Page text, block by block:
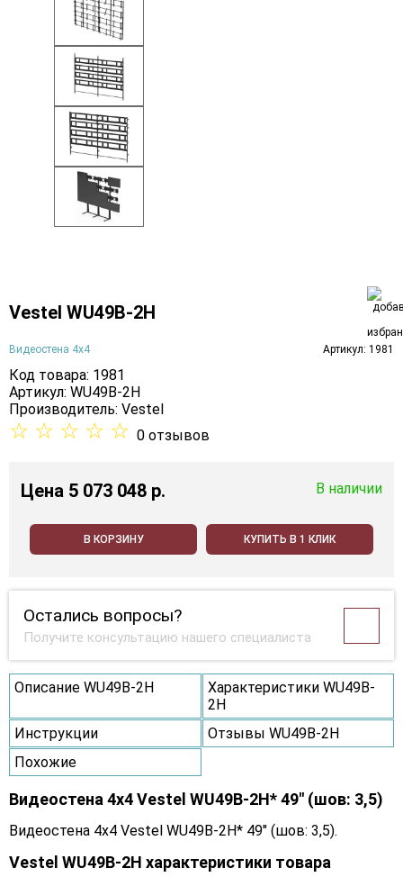
Vestel WU49B-2H
Видеостена 4х4 Артикул: 1981
Код товара: 1981
Артикул: WU49B-2H
Производитель: Vestel
☆ ☆ ☆ ☆ ☆ 0 отзывов
Цена 5 073 048 p. В наличии
В КОРЗИНУ КУПИТЬ В 1 КЛИК
Остались вопросы?
Получите консультацию нашего специалиста
Описание WU49B-2H
Характеристики WU49B-
2H
Инструкции
Отзывы WU49B-2H
Похожие
Видеостена 4x4 Vestel WU49B-2H* 49" (шов: 3,5)
Видеостена 4x4 Vestel WU49B-2H* 49" (шов: 3,5).
Vestel WU49B-2H характеристики товара